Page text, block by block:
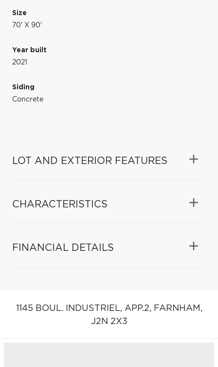
Size
70' X 90'
Year built
2021
Siding
Concrete
LOT AND EXTERIOR FEATURES
CHARACTERISTICS
FINANCIAL DETAILS
1145 BOUL. INDUSTRIEL, APP.2, FARNHAM,
J2N 2X3